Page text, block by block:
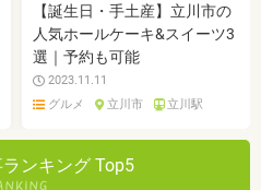
【誕生日・手土産】立川市の
人気ホールケーキ&スイーツ3
選｜予約も可能
2023.11.11
グルメ
立川市 立川駅
ンキング Top5